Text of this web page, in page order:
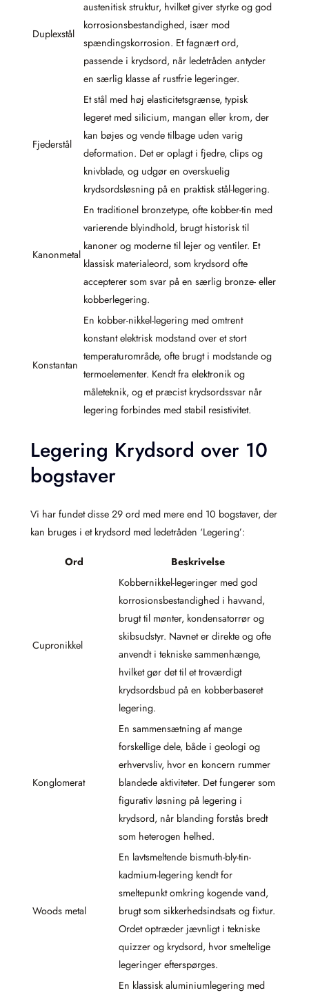
Duplexstål
austenitisk struktur, hvilket giver styrke og god
korrosionsbestandighed, især mod
spændingskorrosion. Et fagnært ord,
passende i krydsord, når ledetråden antyder
en særlig klasse af rustfrie legeringer.
Fjederstål
Et stål med høj elasticitetsgrænse, typisk
legeret med silicium, mangan eller krom, der
kan bøjes og vende tilbage uden varig
deformation. Det er oplagt i fjedre, clips og
knivblade, og udgør en overskuelig
krydsordsløsning på en praktisk stål-legering.
Kanonmetal
En traditionel bronzetype, ofte kobber-tin med
varierende blyindhold, brugt historisk til
kanoner og moderne til lejer og ventiler. Et
klassisk materialeord, som krydsord ofte
accepterer som svar på en særlig bronze- eller
kobberlegering.
Konstantan
En kobber-nikkel-legering med omtrent
konstant elektrisk modstand over et stort
temperaturområde, ofte brugt i modstande og
termoelementer. Kendt fra elektronik og
måleteknik, og et præcist krydsordssvar når
legering forbindes med stabil resistivitet.
Legering Krydsord over 10
bogstaver
Vi har fundet disse 29 ord med mere end 10 bogstaver, der
kan bruges i et krydsord med ledetråden ‘Legering’:
Ord Beskrivelse
Cupronikkel
Kobbernikkel-legeringer med god
korrosionsbestandighed i havvand,
brugt til mønter, kondensatorrør og
skibsudstyr. Navnet er direkte og ofte
anvendt i tekniske sammenhænge,
hvilket gør det til et troværdigt
krydsordsbud på en kobberbaseret
legering.
Konglomerat
En sammensætning af mange
forskellige dele, både i geologi og
erhvervsliv, hvor en koncern rummer
blandede aktiviteter. Det fungerer som
figurativ løsning på legering i
krydsord, når blanding forstås bredt
som heterogen helhed.
Woods metal
En lavtsmeltende bismuth-bly-tin-
kadmium-legering kendt for
smeltepunkt omkring kogende vand,
brugt som sikkerhedsindsats og fixtur.
Ordet optræder jævnligt i tekniske
quizzer og krydsord, hvor smeltelige
legeringer efterspørges.
En klassisk aluminiumlegering med